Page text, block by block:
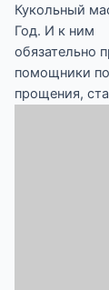
Кукольный
Год. И к ним
обязательно
помощники
прощения,